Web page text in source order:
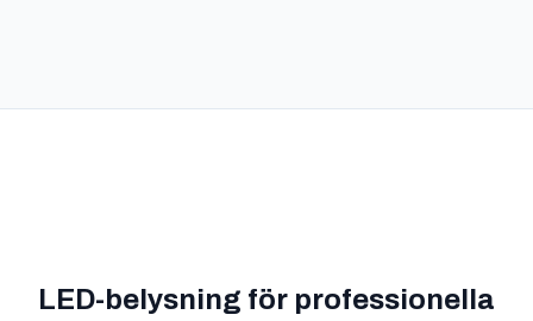
LED-belysning för professionella